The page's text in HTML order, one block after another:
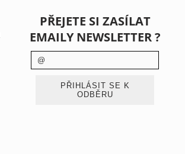
PŘEJETE SI ZASÍLAT
EMAILY NEWSLETTER ?